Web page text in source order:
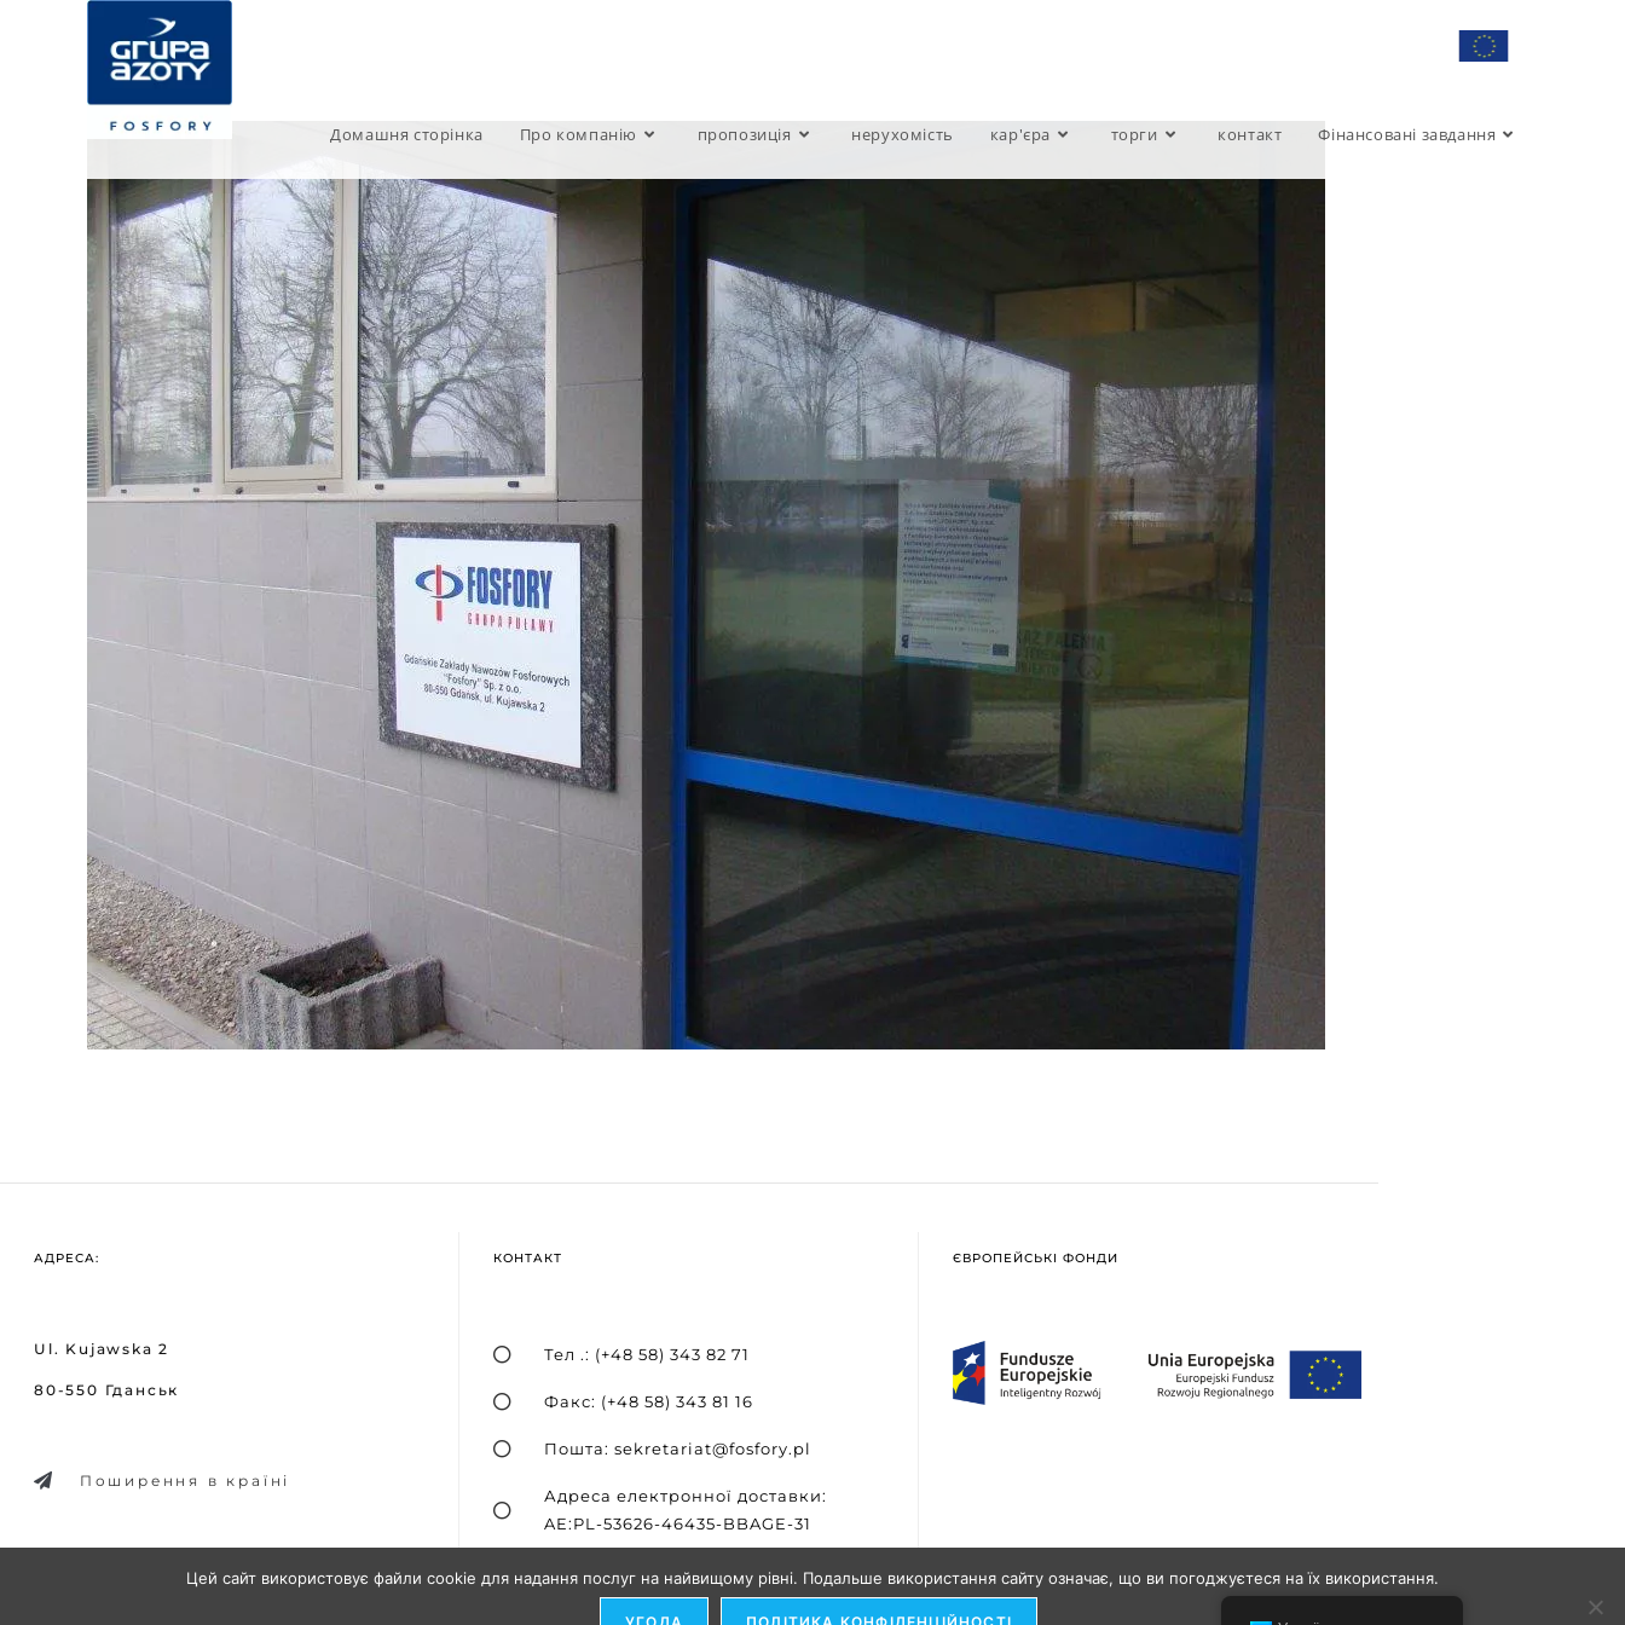
Домашня сторінка Про компанію пропозиція нерухомість кар'єра торги контакт Фінансовані завдання
АДРЕСА:
Ul. Kujawska 2
80-550 Гданськ
Поширення в країні
КОНТАКТ
Тел .: (+48 58) 343 82 71
Факс: (+48 58) 343 81 16
Пошта: sekretariat@fosfory.pl
Адреса електронної доставки:
AE:PL-53626-46435-BBAGE-31
ЄВРОПЕЙСЬКІ ФОНДИ
Цей сайт використовує файли cookie для надання послуг на найвищому рівні. Подальше використання сайту означає, що ви погоджуєтеся на їх використання.